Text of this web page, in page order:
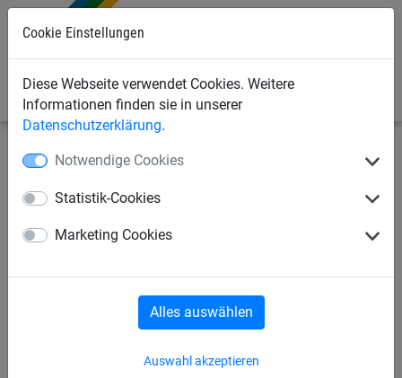
Cookie Einstellungen
Diese Webseite verwendet Cookies. Weitere
Informationen finden sie in unserer
Datenschutzerklärung.
Notwendige Cookies
Statistik-Cookies
Marketing Cookies
Auswahl akzeptieren
Alles auswählen
Sportnetze Volleyballnetze
Volleyball-Antennen-
Haltetaschen mit DVV-
Prüfzeichen